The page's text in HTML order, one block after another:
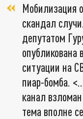
Мобилизация
скандал
депутатом
опубликована
ситуации на
пиар-бомба.
канал
тема вполне